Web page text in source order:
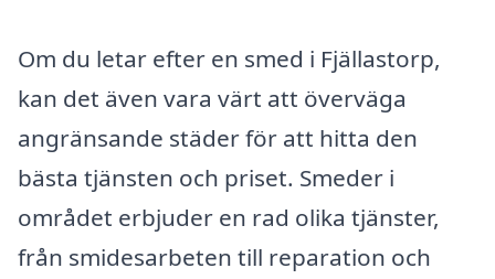
Om du letar efter en smed i Fjällastorp,
kan det även vara värt att överväga
angränsande städer för att hitta den
bästa tjänsten och priset. Smeder i
området erbjuder en rad olika tjänster,
från smidesarbeten till reparation och